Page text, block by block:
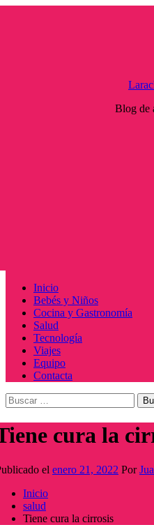
Blog de
Menú
principal
Inicio
Bebés y Niños
Cocina y Gastronomía
Salud
Tecnología
Viajes
Equipo
Contacta
Buscar:
cura la
el enero 21, 2022 Por
Inicio
salud
Tiene cura la cirrosis